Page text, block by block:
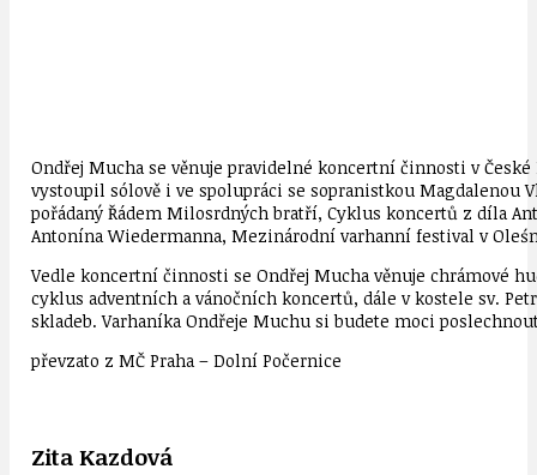
Ondřej Mucha se věnuje pravidelné koncertní činnosti v
vystoupil sólově i ve spolupráci se sopranistkou Magdalenou
pořádaný Řádem Milosrdných bratří, Cyklus koncertů z díla
Antonína Wiedermanna, Mezinárodní varhanní festival v
Vedle koncertní činnosti se Ondřej Mucha věnuje chrámové
cyklus adventních a vánočních koncertů, dále v kostele sv.
skladeb. Varhaníka Ondřeje Muchu si budete moci
převzato z MČ Praha – Dolní Počernice
Zita Kazdová